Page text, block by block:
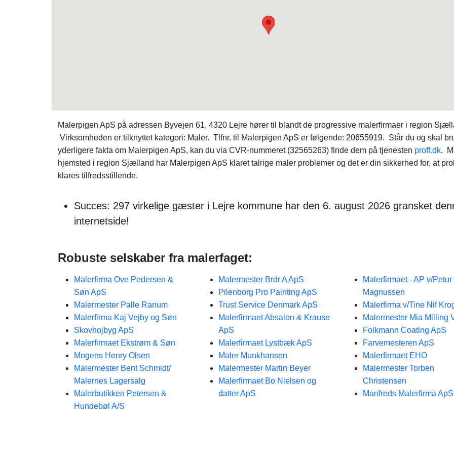
Malerpigen ApS på adressen Byvejen 61, 4320 Lejre hører til blandt de progressive malerfirmaer i region
Virksomheden er tilknyttet kategori: Maler. Tlfnr. til Malerpigen ApS er følgende: 20655919. Står du og skal
yderligere fakta om Malerpigen ApS, kan du via CVR-nummeret (32565263) finde dem på tjenesten proff.dk.
hjemsted i region Sjælland har Malerpigen ApS klaret talrige maler problemer og det er din sikkerhed for, at
klares tilfredsstillende.
Succes: 297 virkelige gæster i Lejre kommune har den 6. august 2026 gransket
internetside!
Robuste selskaber fra malerfaget:
Malerfirma Ove Pedersen &
Søn ApS
Malermester Palle Ranum
Malerfirma Kaj Vejby og Søn
Skovhojbyg ApS
Malerfirmaet Ekstrøm & Søn
Mogens Henry Olsen
Malermester Bent Schmidt/
Malernes Lagersalg
Malerbutikken Petersen &
Hundebøl A/S
Malermester Brdr A ApS
Pilenborg Pro Painting ApS
Trust Service Denmark ApS
Malerfirmaet Absalon & Krause
ApS
Malerfirmaet Lystbæk ApS
Maler Munkhansen
Malermester Martin Beyer
Malerfirmaet Bo Nielsen og
datter ApS
Malerfirmaet - AP v/Petur
Magnussen
Malerfirma v/Tine Nif
Malermester Mia Milling
Folkmann Coating ApS
Farvemesteren ApS
Malerfirmaet EHO
Malermester Torben
Christensen
Manfreds Malerfirma ApS